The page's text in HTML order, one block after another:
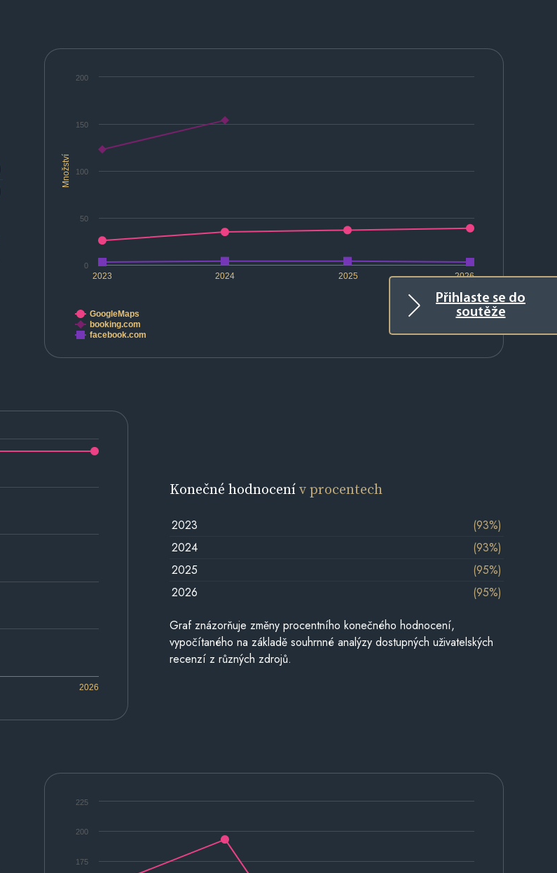
Přihlaste se do
soutěže
Množství
2023 2024 2025 2026
0
50
100
150
200
GoogleMaps
booking.com
facebook.com
2026
Konečné hodnocenív procentech
2023
(93%)
2024
(93%)
2025
(95%)
2026
(95%)
Graf znázorňuje změny procentního konečného hodnocení,
vypočítaného na základě souhrnné analýzy dostupných uživatelských
recenzí z různých zdrojů.
175
200
225